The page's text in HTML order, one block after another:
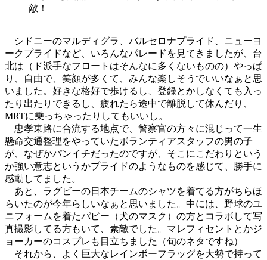
敵！
シドニーのマルディグラ、バルセロナプライド、ニューヨ
ークプライドなど、いろんなパレードを見てきましたが、台
北は（ド派手なフロートはそんなに多くないものの）やっぱ
り、自由で、笑顔が多くて、みんな楽しそうでいいなぁと思
いました。好きな格好で歩けるし、登録とかしなくても入っ
たり出たりできるし、疲れたら途中で離脱して休んだり、
MRTに乗っちゃったりしてもいいし。
忠孝東路に合流する地点で、警察官の方々に混じって一生
懸命交通整理をやっていたボランティアスタッフの男の子
が、なぜかパンイチだったのですが、そこにこだわりという
か強い意志というかプライドのようなものを感じて、勝手に
感動してました。
あと、ラグビーの日本チームのシャツを着てる方がちらほ
らいたのが今年らしいなぁと思いました。中には、野球のユ
ニフォームを着たパピー（犬のマスク）の方とコラボして写
真撮影してる方もいて、素敵でした。マレフィセントとかジ
ョーカーのコスプレも目立ちました（旬のネタですね）
それから、よく巨大なレインボーフラッグを大勢で持って